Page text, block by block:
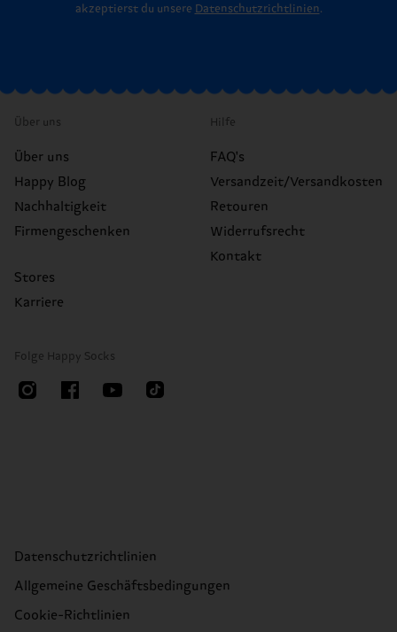
akzeptierst du unsere Datenschutzrichtlinien.
Über uns
Über uns
Happy Blog
Nachhaltigkeit
Firmengeschenken
Stores
Karriere
Hilfe
FAQ's
Versandzeit/Versandkosten
Retouren
Widerrufsrecht
Kontakt
Folge Happy Socks
Datenschutzrichtlinien
Allgemeine Geschäftsbedingungen
Cookie-Richtlinien